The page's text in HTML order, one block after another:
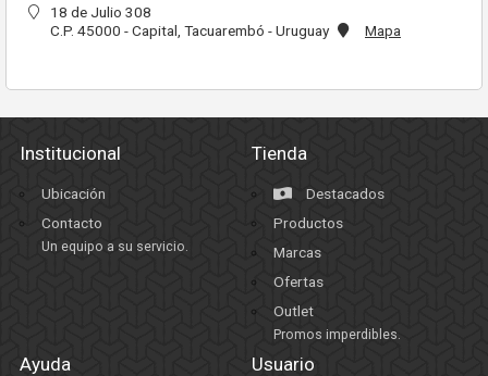
18 de Julio 308
C.P. 45000 - Capital, Tacuarembó - Uruguay
Mapa
Institucional
Ubicación
Contacto
Un equipo a su servicio.
Tienda
Destacados
Productos
Marcas
Ofertas
Outlet
Promos imperdibles.
Ayuda Usuario